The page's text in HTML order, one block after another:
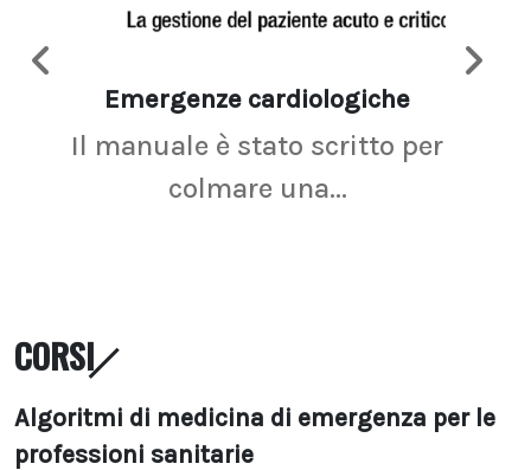
Emergenze cardiologiche
Il manuale è stato scritto per
colmare una...
CORSI
Algoritmi di medicina di emergenza per le
professioni sanitarie